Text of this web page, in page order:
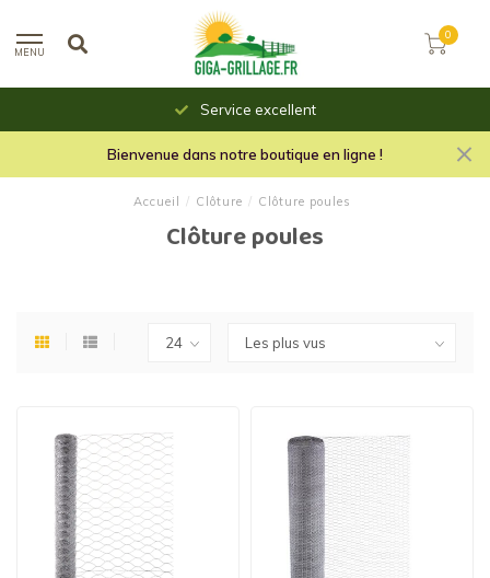
MENU
0
Toujours des prix saillants
Bienvenue dans notre boutique en ligne !
Accueil / Clôture / Clôture poules
Clôture poules